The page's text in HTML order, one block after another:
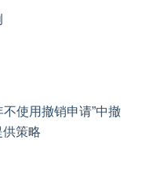
使用撤销申请”中撤
策略